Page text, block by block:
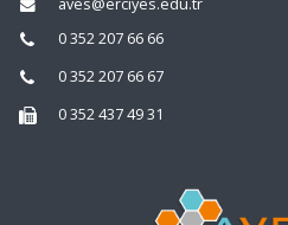
aves@erciyes.edu.tr
0 352 207 66 66
0 352 207 66 67
0 352 437 49 31